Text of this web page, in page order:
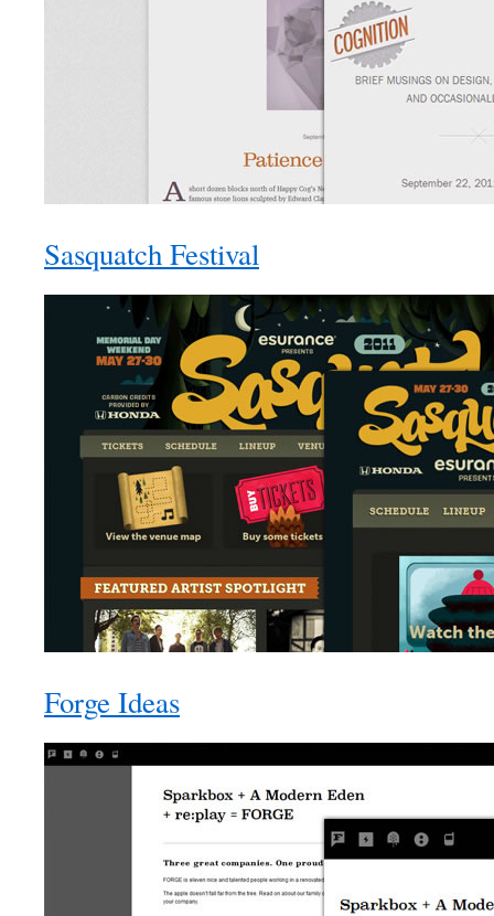
Sasquatch Festival
Forge Ideas